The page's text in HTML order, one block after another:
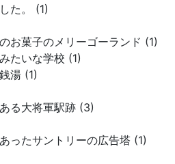
た。 (1)
お菓子のメリーゴーランド (1)
たいな学校 (1)
湯 (1)
る大将軍駅跡 (3)
ったサントリーの広告塔 (1)